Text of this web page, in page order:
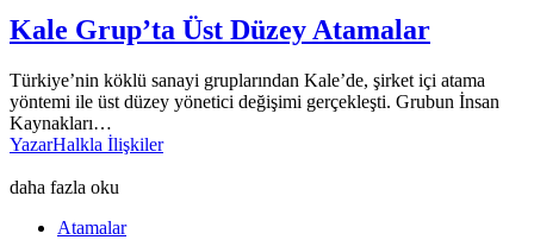
Kale Grup’ta Üst Düzey Atamalar
Türkiye’nin köklü sanayi gruplarından Kale’de, şirket içi atama
yöntemi ile üst düzey yönetici değişimi gerçekleşti. Grubun İnsan
Kaynakları…
YazarHalkla İlişkiler
daha fazla oku
Atamalar